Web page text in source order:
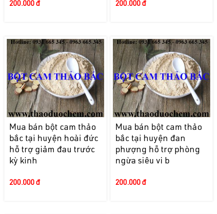
200.000 đ 200.000 đ
Mua bán bột cam thảo
bắc tại huyện hoài đức
hỗ trợ giảm đau trước
kỳ kinh
200.000 đ
Mua bán bột cam thảo
bắc tại huyện đan
phượng hỗ trợ phòng
ngừa siêu vi b
200.000 đ